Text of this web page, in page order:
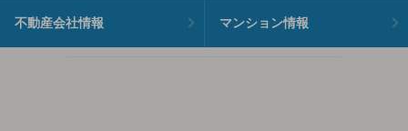
不動産会社情報 マンション情報